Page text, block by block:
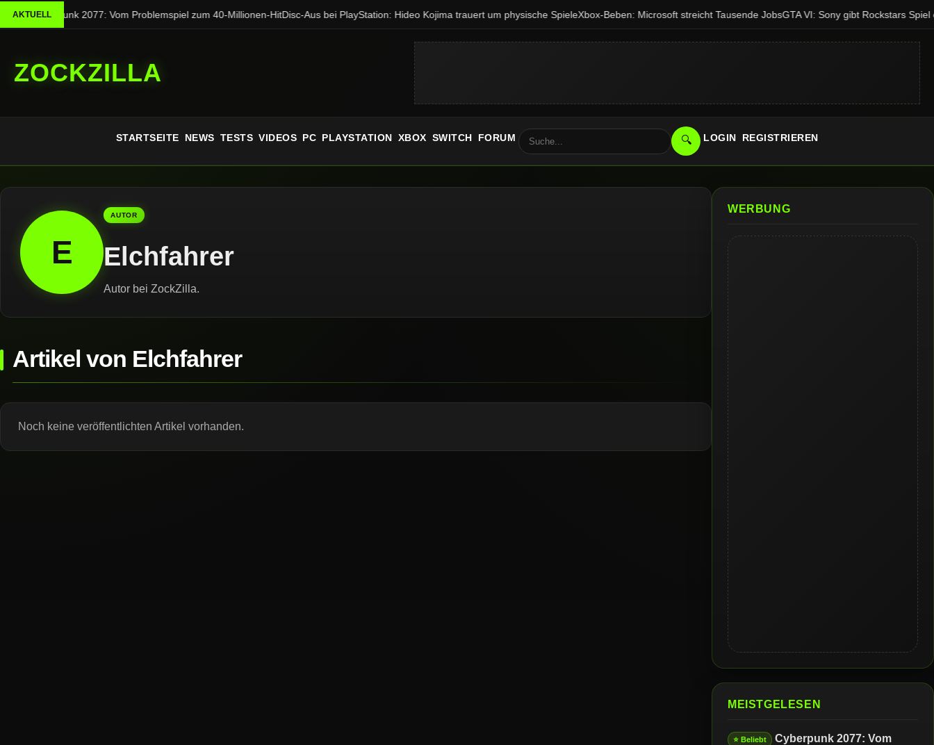
AKTUELL
Cyberpunk 2077: Vom Problemspiel zum 40-Millionen-HitDisc-Aus bei PlayStation: Hideo Kojima trauert um physische SpieleXbox-Beben: Microsoft streicht Tausende JobsGTA VI: Sony gibt Rockstars Spiel
ZOCKZILLA
STARTSEITE NEWS TESTS VIDEOS PC PLAYSTATION XBOX SWITCH FORUM 🔍 LOGIN REGISTRIEREN
E
AUTOR
Elchfahrer
Autor bei ZockZilla.
Artikel von Elchfahrer
Noch keine veröffentlichten Artikel vorhanden.
WERBUNG
MEISTGELESEN
⭐ Beliebt
Cyberpunk 2077: Vom